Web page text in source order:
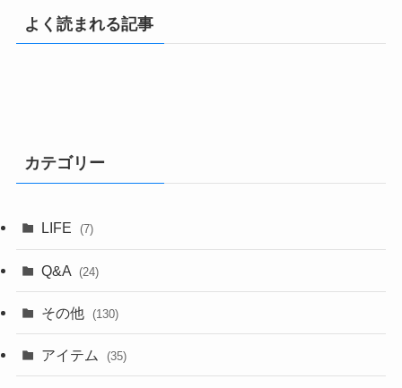
よく読まれる記事
カテゴリー
LIFE (7)
Q&A (24)
その他 (130)
アイテム (35)